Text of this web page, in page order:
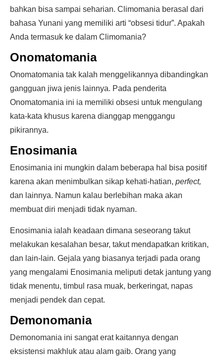
bahkan bisa sampai seharian. Climomania berasal dari
bahasa Yunani yang memiliki arti “obsesi tidur”. Apakah
Anda termasuk ke dalam Climomania?
Onomatomania
Onomatomania tak kalah menggelikannya dibandingkan
gangguan jiwa jenis lainnya. Pada penderita
Onomatomania ini ia memiliki obsesi untuk mengulang
kata-kata khusus karena dianggap menggangu
pikirannya.
Enosimania
Enosimania ini mungkin dalam beberapa hal bisa positif
karena akan menimbulkan sikap kehati-hatian, perfect,
dan lainnya. Namun kalau berlebihan maka akan
membuat diri menjadi tidak nyaman.
Enosimania ialah keadaan dimana seseorang takut
melakukan kesalahan besar, takut mendapatkan kritikan,
dan lain-lain. Gejala yang biasanya terjadi pada orang
yang mengalami Enosimania meliputi detak jantung yang
tidak menentu, timbul rasa muak, berkeringat, napas
menjadi pendek dan cepat.
Demonomania
Demonomania ini sangat erat kaitannya dengan
eksistensi makhluk atau alam gaib. Orang yang